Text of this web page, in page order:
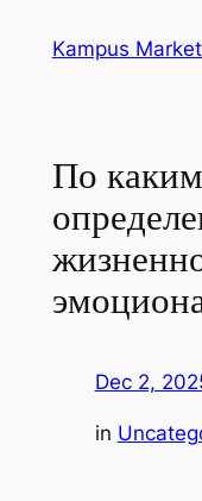
Kampus
По
Dec 2,
in